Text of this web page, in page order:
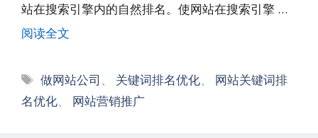
站在搜索引擎内的自然排名。使网站在搜索引擎 …
阅读全文
标
签
做网站公司 、 关键词排名优化、 网站关键词排
名优化、 网站营销推广